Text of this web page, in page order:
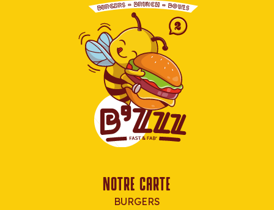
NOTRE CARTE
BURGERS